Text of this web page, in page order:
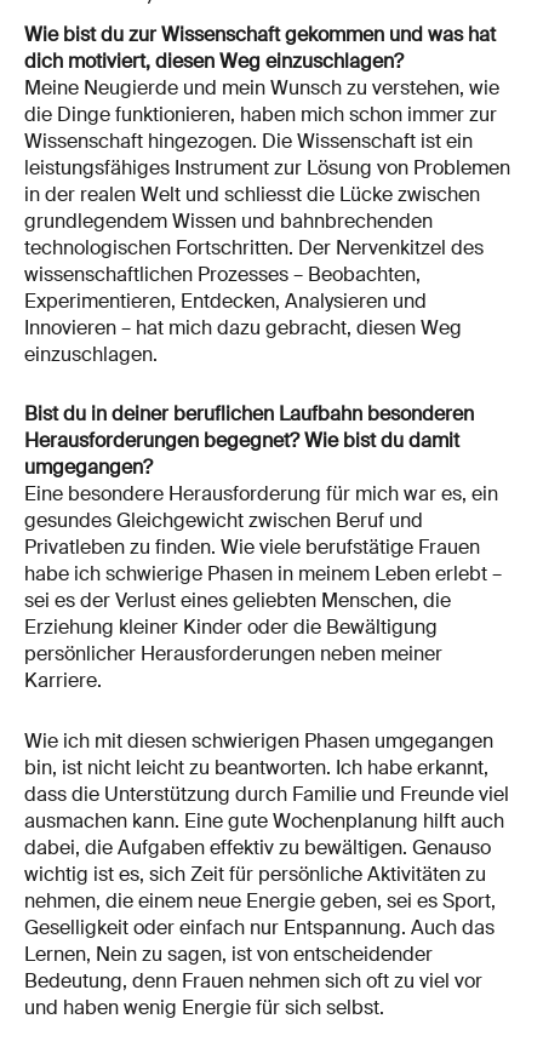
Wie bist du zur Wissenschaft gekommen und was hat
dich motiviert, diesen Weg einzuschlagen?
Meine Neugierde und mein Wunsch zu verstehen, wie
die Dinge funktionieren, haben mich schon immer zur
Wissenschaft hingezogen. Die Wissenschaft ist ein
leistungsfähiges Instrument zur Lösung von Problemen
in der realen Welt und schliesst die Lücke zwischen
grundlegendem Wissen und bahnbrechenden
technologischen Fortschritten. Der Nervenkitzel des
wissenschaftlichen Prozesses – Beobachten,
Experimentieren, Entdecken, Analysieren und
Innovieren – hat mich dazu gebracht, diesen Weg
einzuschlagen.
Bist du in deiner beruflichen Laufbahn besonderen
Herausforderungen begegnet? Wie bist du damit
umgegangen?
Eine besondere Herausforderung für mich war es, ein
gesundes Gleichgewicht zwischen Beruf und
Privatleben zu finden. Wie viele berufstätige Frauen
habe ich schwierige Phasen in meinem Leben erlebt –
sei es der Verlust eines geliebten Menschen, die
Erziehung kleiner Kinder oder die Bewältigung
persönlicher Herausforderungen neben meiner
Karriere.
Wie ich mit diesen schwierigen Phasen umgegangen
bin, ist nicht leicht zu beantworten. Ich habe erkannt,
dass die Unterstützung durch Familie und Freunde viel
ausmachen kann. Eine gute Wochenplanung hilft auch
dabei, die Aufgaben effektiv zu bewältigen. Genauso
wichtig ist es, sich Zeit für persönliche Aktivitäten zu
nehmen, die einem neue Energie geben, sei es Sport,
Geselligkeit oder einfach nur Entspannung. Auch das
Lernen, Nein zu sagen, ist von entscheidender
Bedeutung, denn Frauen nehmen sich oft zu viel vor
und haben wenig Energie für sich selbst.